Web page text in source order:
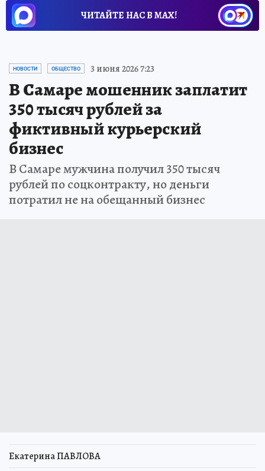
ЧИТАЙТЕ НАС В МАХ!
НОВОСТИ ОБЩЕСТВО 3 июня 2026 7:23
В Самаре мошенник заплатит
350 тысяч рублей за
фиктивный курьерский
бизнес
В Самаре мужчина получил 350 тысяч
рублей по соцконтракту, но деньги
потратил не на обещанный бизнес
Екатерина ПАВЛОВА